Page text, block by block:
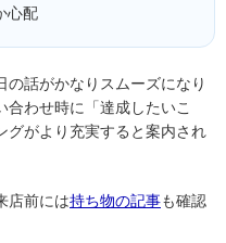
心配
の話がかなりスムーズになり
合わせ時に「達成したいこ
グがより充実すると案内され
店前には持ち物の記事も確認